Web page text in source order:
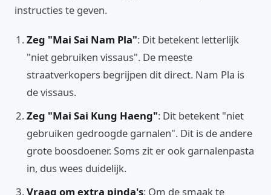
instructies te geven.
Zeg "Mai Sai Nam Pla": Dit betekent letterlijk
"niet gebruiken vissaus". De meeste
straatverkopers begrijpen dit direct. Nam Pla is
de vissaus.
Zeg "Mai Sai Kung Haeng": Dit betekent "niet
gebruiken gedroogde garnalen". Dit is de andere
grote boosdoener. Soms zit er ook garnalenpasta
in, dus wees duidelijk.
Vraag om extra pinda's: Om de smaak te